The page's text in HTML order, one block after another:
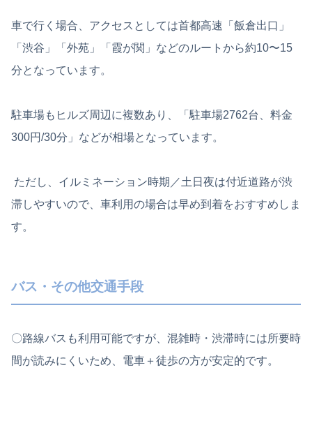
車で行く場合、アクセスとしては首都高速「飯倉出口」
「渋谷」「外苑」「霞が関」などのルートから約10〜15
分となっています。
駐車場もヒルズ周辺に複数あり、「駐車場2762台、料金
300円/30分」などが相場となっています。
ただし、イルミネーション時期／土日夜は付近道路が渋
滞しやすいので、車利用の場合は早め到着をおすすめしま
す。
バス・その他交通手段
〇路線バスも利用可能ですが、混雑時・渋滞時には所要時
間が読みにくいため、電車＋徒歩の方が安定的です。